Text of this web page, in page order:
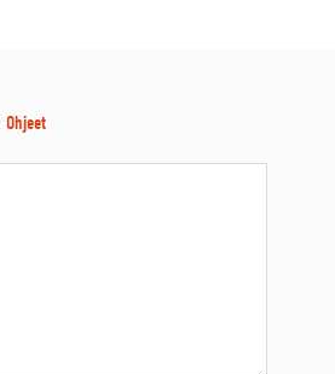
Ohjeet